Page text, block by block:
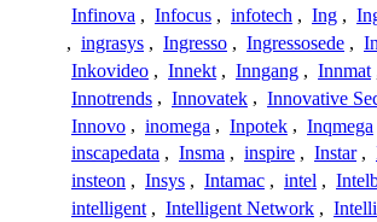
Infinova , Infocus , infotech , Ing ,
, ingrasys , Ingresso , Ingressosede ,
Inkovideo , Innekt , Inngang , Innmat
Innotrends , Innovatek , Innovative
Innovo , inomega , Inpotek , Inqmega
inscapedata , Insma , inspire , Instar ,
insteon , Insys , Intamac , intel ,
intelligent , Intelligent Network ,